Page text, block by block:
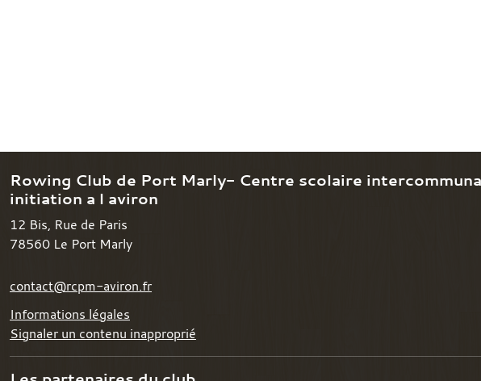
Rowing Club de Port Marly- Centre scolaire
initiation a l aviron
12 Bis, Rue de Paris
78560 Le Port Marly
contact@rcpm-aviron.fr
Informations légales
Signaler un contenu inapproprié